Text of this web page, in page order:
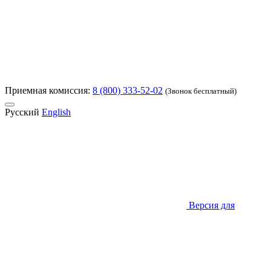
Приемная комиссия: 8 (800) 333-52-02 (Звонок бесплатный)
Русский English
Версия для